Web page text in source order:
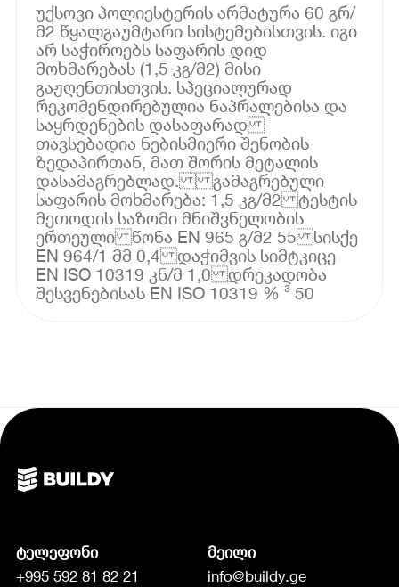
უქსოვი პოლიესტერის არმატურა 60 გრ/
მ2 წყალგაუმტარი სისტემებისთვის. იგი
არ საჭიროებს საფარის დიდ
მოხმარებას (1,5 კგ/მ2) მისი
გაჟღენთისთვის. სპეციალურად
რეკომენდირებულია ნაპრალებისა და
საყრდენების დასაფარად
თავსებადია ნებისმიერი შენობის
ზედაპირთან, მათ შორის მეტალის
დასამაგრებლად. გამაგრებული
საფარის მოხმარება: 1,5 კგ/მ2 ტესტის
მეთოდის საზომი მნიშვნელობის
ერთეული წონა EN 965 გ/მ2 55 სისქე
EN 964/1 მმ 0,4 დაჭიმვის სიმტკიცე
EN ISO 10319 კნ/მ 1,0 დრეკადობა
შესვენებისას EN ISO 10319 % ³ 50
ტელეფონი
+995 592 81 82 21
მეილი
info@buildy.ge